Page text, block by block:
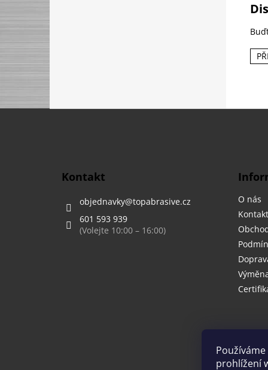
prohlížení
Z
Kontakt
objednavky@topabrasive.cz
601 593 939
O nás